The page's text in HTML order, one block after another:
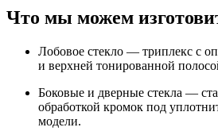
Что мы можем
Лобовое стекло — триплекс с
и верхней тонированной
Боковые и дверные стекла —
обработкой кромок под
модели.